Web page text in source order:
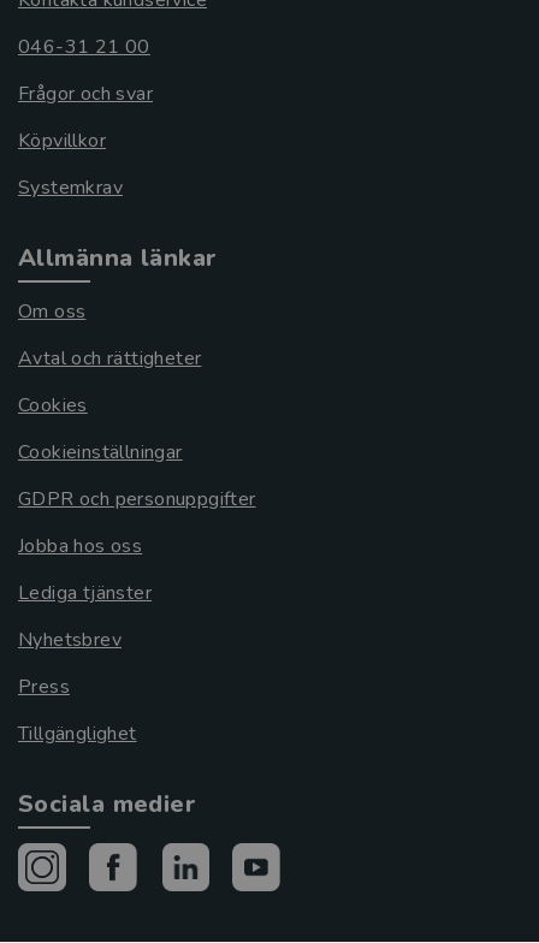
046-31 21 00
Frågor och svar
Köpvillkor
Systemkrav
Allmänna länkar
Om oss
Avtal och rättigheter
Cookies
Cookieinställningar
GDPR och personuppgifter
Jobba hos oss
Lediga tjänster
Nyhetsbrev
Press
Tillgänglighet
Sociala medier